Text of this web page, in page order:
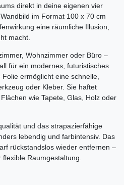
direkt in deine eigenen vier
im Format 100 x 70 cm
eine räumliche Illusion,
macht.
Wohnzimmer oder Büro –
für ein modernes, futuristisches
ermöglicht eine schnelle,
oder Kleber. Sie haftet
wie Tapete, Glas, Holz oder
und das strapazierfähige
lebendig und farbintensiv. Das
rückstandslos wieder entfernen –
Raumgestaltung.